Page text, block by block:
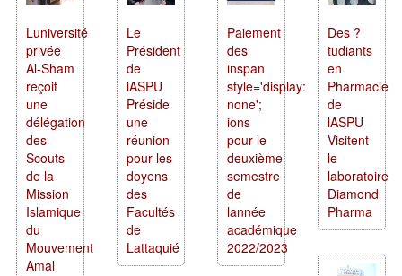
Luniversité
privée
Al-Sham
reçoit
une
délégation
des
Scouts
de la
Mission
Islamique
du
Mouvement
Amal
Le
Président
de
lASPU
Préside
une
réunion
pour les
doyens
des
Facultés
de
Lattaquié
Paiement
des
inspan
style='display:
none';
ions
pour le
deuxième
semestre
de
lannée
académique
2022/2023
Des ?
tudiants
en
Pharmacie
de
lASPU
Visitent
le
laboratoire
Diamond
Pharma